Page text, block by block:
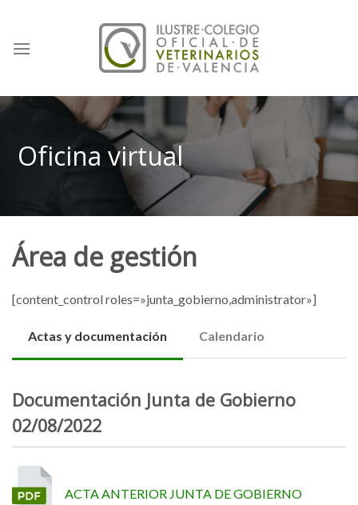
content
Oficina virtual
Área de gestión
[content_control roles=»junta_gobierno,administrator»]
Actas y documentación Calendario
Documentación Junta de Gobierno
02/08/2022
ACTA ANTERIOR JUNTA DE GOBIERNO